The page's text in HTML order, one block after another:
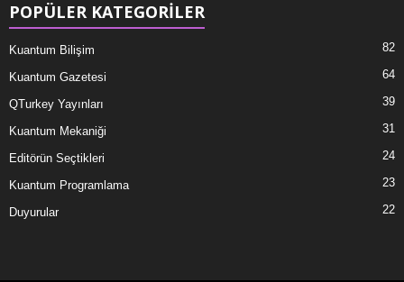
POPÜLER KATEGORİLER
Kuantum Bilişim 82
Kuantum Gazetesi 64
QTurkey Yayınları 39
Kuantum Mekaniği 31
Editörün Seçtikleri 24
Kuantum Programlama 23
Duyurular 22